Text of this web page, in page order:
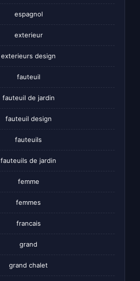
espagnol
exterieur
exterieurs design
fauteuil
fauteuil de jardin
fauteuil design
fauteuils
fauteuils de jardin
femme
femmes
francais
grand
grand chalet